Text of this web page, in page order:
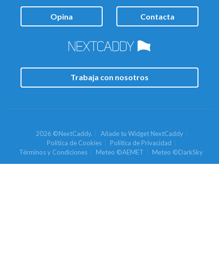
Opina Contacta
Trabaja con nosotros
2026 ©NextCaddy.
Añade tu Widget NextCaddy
Política de Cookies
Política de Privacidad
Términos y Condiciones
Meteo ©AEMET Meteo ©DarkSky